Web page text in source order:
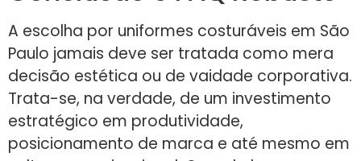
A escolha por uniformes costuráveis em São
Paulo jamais deve ser tratada como mera
decisão estética ou de vaidade corporativa.
Trata-se, na verdade, de um investimento
estratégico em produtividade,
posicionamento de marca e até mesmo em